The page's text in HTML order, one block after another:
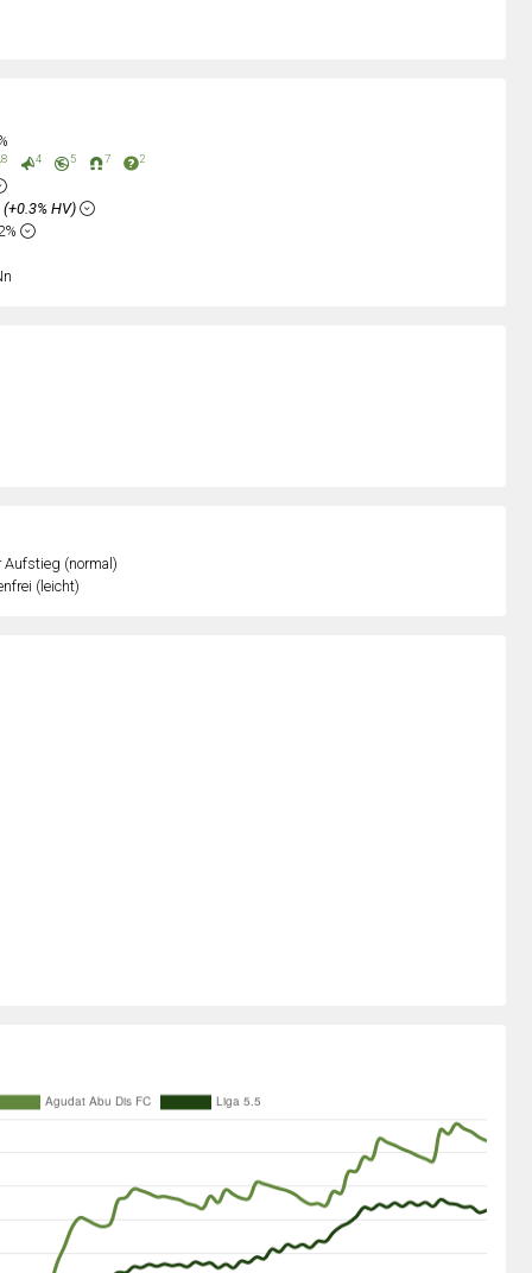
Aufstieg (normal)
(leicht)
8 4 5 7 2
(+0.3% HV)